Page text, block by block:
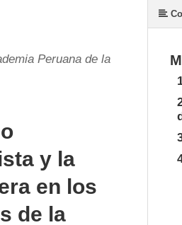
Peruana de la
y la
en los
de la